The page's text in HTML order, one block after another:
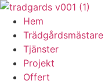
Skip
content
Hem
Trädgårdsmästare
Tjänster
Projekt
Offert